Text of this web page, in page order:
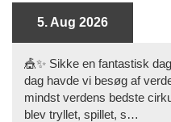
5. Aug 2026
🎪✨ Sikke en fantastisk
dag havde vi besøg af
mindst verdens bedste
blev tryllet, spillet, s…